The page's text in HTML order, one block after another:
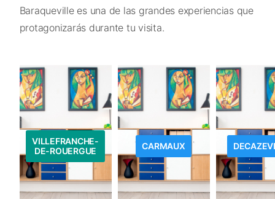
Baraqueville es una de las grandes experiencias que
protagonizarás durante tu visita.
VILLEFRANCHE-
DE-ROUERGUE
CARMAUX